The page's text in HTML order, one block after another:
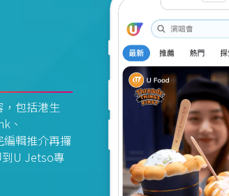
包括港生
、
輯推介再攞
U Jetso專